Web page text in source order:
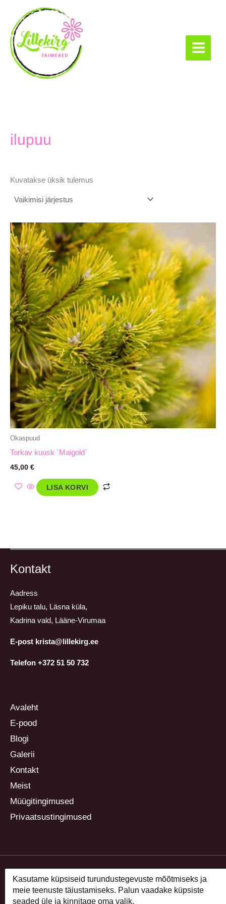
content
ilupuu
Kuvatakse üksik tulemus
Okaspuud
Torkav kuusk `Maigold`
45,00 €
LISA KORVI
Kontakt
Aadress
Lepiku talu, Läsna küla,
Kadrina vald, Lääne-Virumaa
E-post krista@lillekirg.ee
Telefon +372 51 50 732
Avaleht
E-pood
Blogi
Galerii
Kontakt
Meist
Müügitingimused
Privaatsustingimused
Kasutame küpsiseid turundustegevuste mõõtmiseks ja
meie teenuste täiustamiseks. Palun vaadake küpsiste
seaded üle ja kinnitage oma valik.